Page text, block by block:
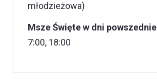
młodzieżowa)
Msze Święte w dni powszednie
7:00, 18:00